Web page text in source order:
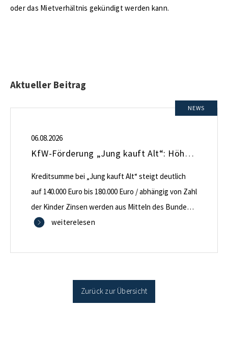
oder das Mietverhältnis gekündigt werden kann.
Aktueller Beitrag
NEWS
06.08.2026
KfW-Förderung „Jung kauft Alt“: Höhere Kredite ab August 2026
Kreditsumme bei „Jung kauft Alt“ steigt deutlich
auf 140.000 Euro bis 180.000 Euro / abhängig von Zahl
der Kinder Zinsen werden aus Mitteln des Bundes
verbilligt: Heutiger Zins bei 0,53 Prozent effektiv bei
Antragstellende verpflichten sich zu energetischer
Sanierung in Einzelmaßnahmen […]
weiterelesen
Zurück zur Übersicht